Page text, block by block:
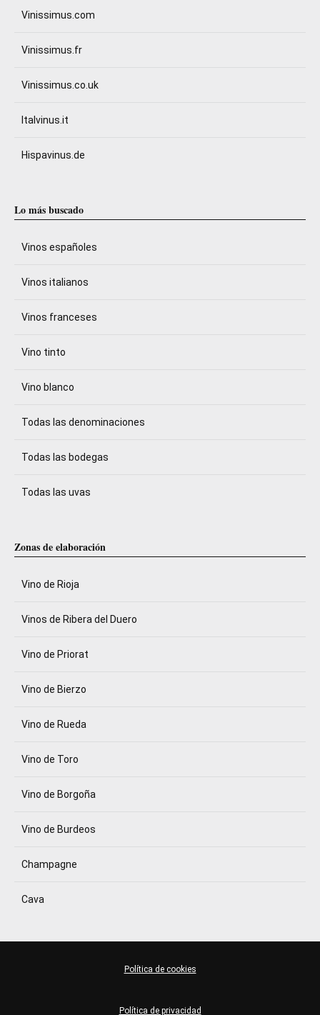
Vinissimus.com
Vinissimus.fr
Vinissimus.co.uk
Italvinus.it
Hispavinus.de
Lo más buscado
Vinos españoles
Vinos italianos
Vinos franceses
Vino tinto
Vino blanco
Todas las denominaciones
Todas las bodegas
Todas las uvas
Zonas de elaboración
Vino de Rioja
Vinos de Ribera del Duero
Vino de Priorat
Vino de Bierzo
Vino de Rueda
Vino de Toro
Vino de Borgoña
Vino de Burdeos
Champagne
Cava
Política de privacidad
Política de cookies